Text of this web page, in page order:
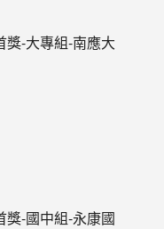
-大專組-南應大
-國中組-永康國